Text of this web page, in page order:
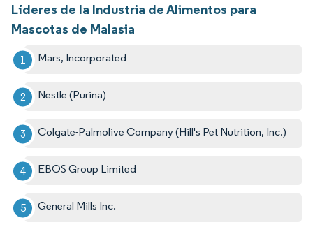
Líderes de la Industria de Alimentos para
Mascotas de Malasia
Mars, Incorporated
Nestle (Purina)
Colgate-Palmolive Company (Hill's Pet Nutrition, Inc.)
EBOS Group Limited
General Mills Inc.